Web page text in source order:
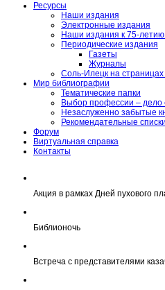
Ресурсы
Наши издания
Электронные издания
Наши издания к 75-
Периодические издания
Газеты
Журналы
Соль-Илецк на
Мир библиографии
Тематические папки
Выбор профессии – дело
Незаслуженно забытые
Рекомендательные списки
Форум
Виртуальная справка
Контакты
Акция в рамках Дней пухового
Библионочь
Встреча с представителями